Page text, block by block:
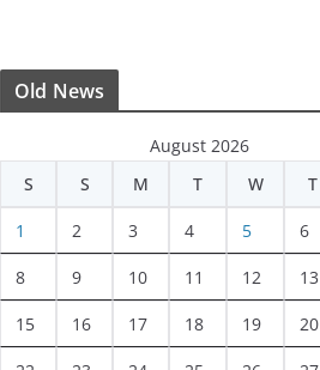
Old News
August 2026
S
S M T W T
1 2 3 4 5 6
8 9 10 11 12 13
15 16 17 18 19 20